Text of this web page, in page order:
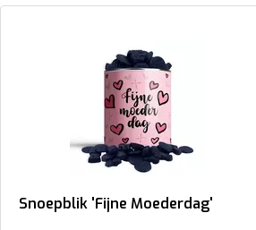
Snoepblik 'Fijne Moederdag'